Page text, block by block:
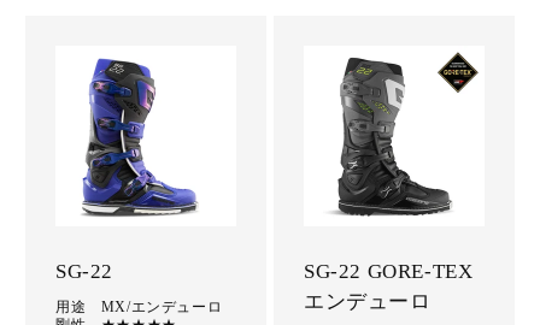
SG-22
用途 MX/エンデューロ
SG-22 GORE-TEX
エンデューロ